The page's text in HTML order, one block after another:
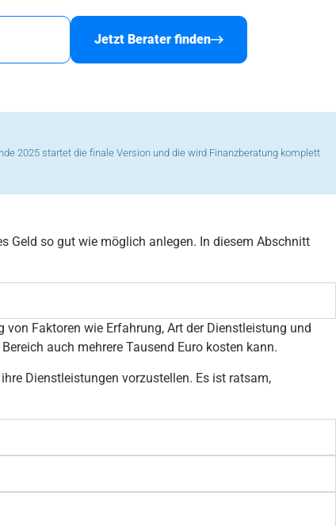
Jetzt Berater finden
2025 startet die finale Version und die wird Finanzberatung komplett
Geld so gut wie möglich anlegen. In diesem Abschnitt
Faktoren wie Erfahrung, Art der Dienstleistung und
auch mehrere Tausend Euro kosten kann.
Dienstleistungen vorzustellen. Es ist ratsam,